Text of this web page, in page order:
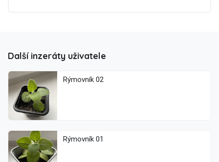
Další inzeráty uživatele
Rýmovník 02
Rýmovník 01